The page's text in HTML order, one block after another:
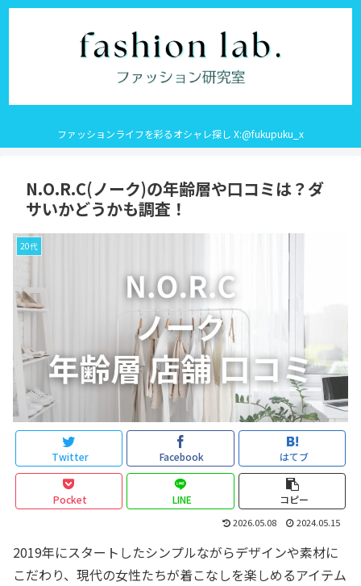
ファッションライフを彩るオシャレ探し X:@fukupuku_x
N.O.R.C(ノーク)の年齢層や口コミは？ダ
サいかどうかも調査！
20代
Twitter Facebook はてブ
Pocket LINE コピー
2026.05.08 2024.05.15
2019年にスタートしたシンプルながらデザインや素材に
こだわり、現代の女性たちが着こなしを楽しめるアイテム